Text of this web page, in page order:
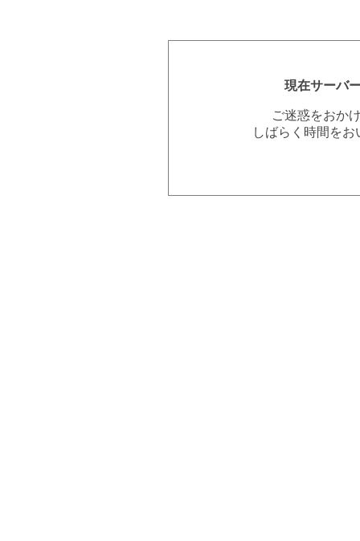
現在サーバ
ご迷惑をおか
しばらく時間を